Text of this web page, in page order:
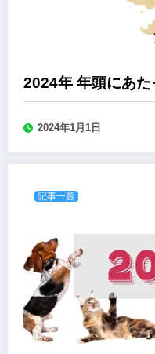
2024年 年頭にあた
2024年1月1日
記事一覧